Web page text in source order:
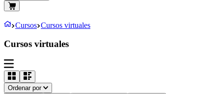
Cursos Cursos virtuales
Cursos virtuales
Ordenar por